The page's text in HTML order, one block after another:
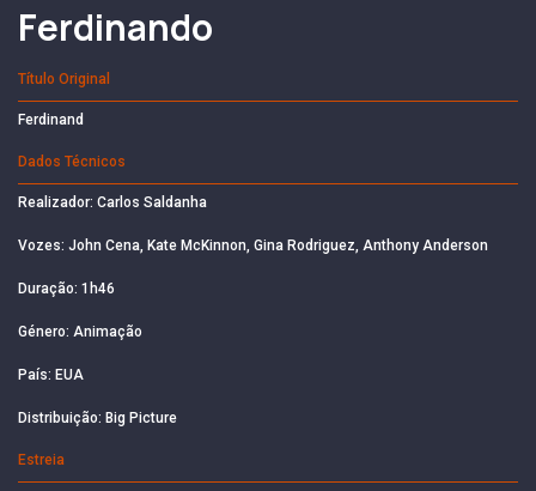
Ferdinando
Título Original
Ferdinand
Dados Técnicos
Realizador: Carlos Saldanha
Vozes: John Cena, Kate McKinnon, Gina Rodriguez, Anthony Anderson
Duração: 1h46
Género: Animação
País: EUA
Distribuição: Big Picture
Estreia